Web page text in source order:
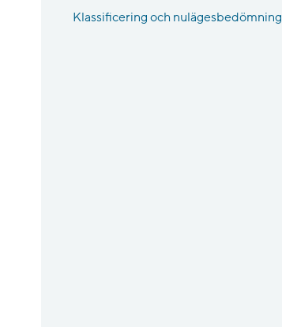
Klassificering och nulägesbedömning